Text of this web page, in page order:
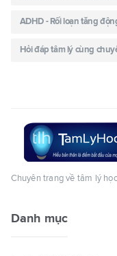
ADHD - Rối loạn tăng
Hỏi đáp tâm lý cùng
Chuyên trang về tâm lý
Danh mục